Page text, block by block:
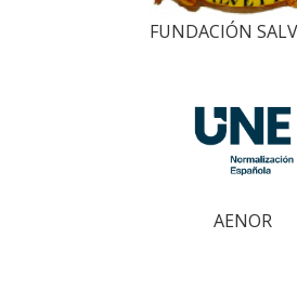
FUNDACIÓN
AENOR